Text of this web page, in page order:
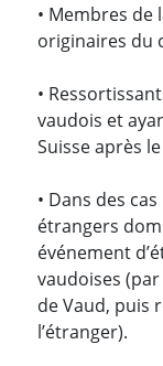
• Membres de
originaires du
•
vaudois et
Suisse après
• Dans des
étrangers
événement
vaudoises
de Vaud, puis
l’étranger).